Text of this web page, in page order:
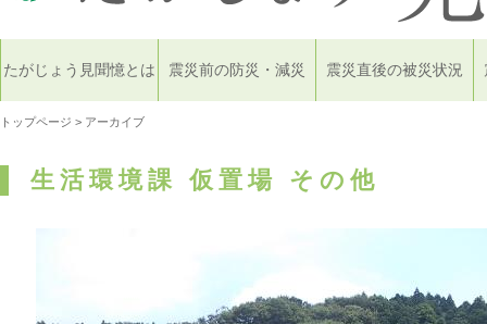
たがじょう見聞憶とは 震災前の防災・減災 震災直後の被災状況
トップページ > アーカイブ
生活環境課 仮置場 その他